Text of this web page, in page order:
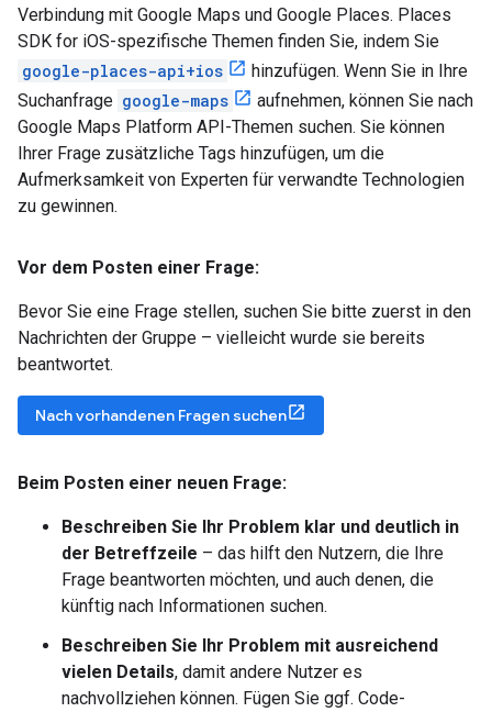
Verbindung mit Google Maps und Google Places. Places
SDK for iOS-spezifische Themen finden Sie, indem Sie
google-places-api+ios
hinzufügen. Wenn Sie in Ihre
Suchanfrage google-maps
aufnehmen, können Sie nach
Google Maps Platform API-Themen suchen. Sie können
Ihrer Frage zusätzliche Tags hinzufügen, um die
Aufmerksamkeit von Experten für verwandte Technologien
zu gewinnen.
Vor dem Posten einer Frage:
Bevor Sie eine Frage stellen, suchen Sie bitte zuerst in den
Nachrichten der Gruppe – vielleicht wurde sie bereits
beantwortet.
Nach vorhandenen Fragen suchen
Beim Posten einer neuen Frage:
Beschreiben Sie Ihr Problem klar und deutlich in
der Betreffzeile – das hilft den Nutzern, die Ihre
Frage beantworten möchten, und auch denen, die
künftig nach Informationen suchen.
Beschreiben Sie Ihr Problem mit ausreichend
vielen Details, damit andere Nutzer es
nachvollziehen können. Fügen Sie ggf. Code-